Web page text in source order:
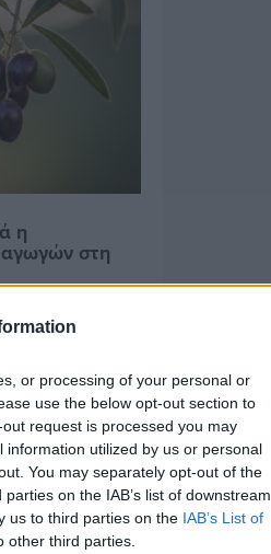
or processing of your personal or
use the below opt-out section to
request is processed you may
utilized by us or personal
You may separately opt-out of the
on the IAB’s list of downstream
us to third parties on the IAB’s List of
other third parties.
η
στη